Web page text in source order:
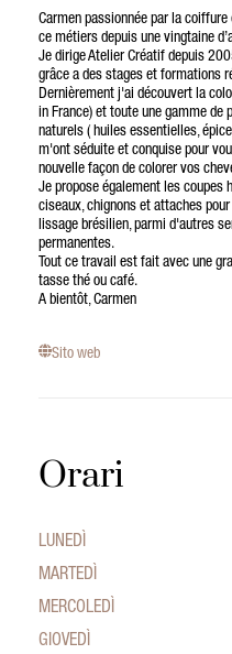
Carmen passionnée par la
ce métiers depuis une vingtaine
Je dirige Atelier Créatif depuis
grâce a des stages et formations
Dernièrement j'ai découvert la
in France) et toute une gamme
naturels ( huiles essentielles,
m'ont séduite et conquise pour
nouvelle façon de colorer vos
Je propose également les coupes
ciseaux, chignons et attaches
lissage brésilien, parmi d'autres
permanentes.
Tout ce travail est fait avec une
tasse thé ou café.
A bientôt, Carmen
Sito web
Orari
LUNEDÌ
MARTEDÌ
MERCOLEDÌ
GIOVEDÌ